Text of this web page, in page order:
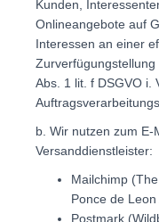
Kunden,
Onlineangebote auf
Interessen an einer
Abs. 1 lit. f DSGVO i.
b. Wir nutzen zum E-
Versanddienstleister:
Mailchimp
Ponce de Leon
Postmark